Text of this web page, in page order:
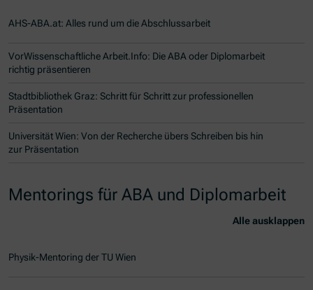
AHS-ABA.at: Alles rund um die Abschlussarbeit
VorWissenschaftliche Arbeit.Info: Die ABA oder Diplomarbeit
richtig präsentieren
Stadtbibliothek Graz: Schritt für Schritt zur professionellen
Präsentation
Universität Wien: Von der Recherche übers Schreiben bis hin
zur Präsentation
Mentorings für ABA und Diplomarbeit
Alle ausklappen
Physik-Mentoring der TU Wien